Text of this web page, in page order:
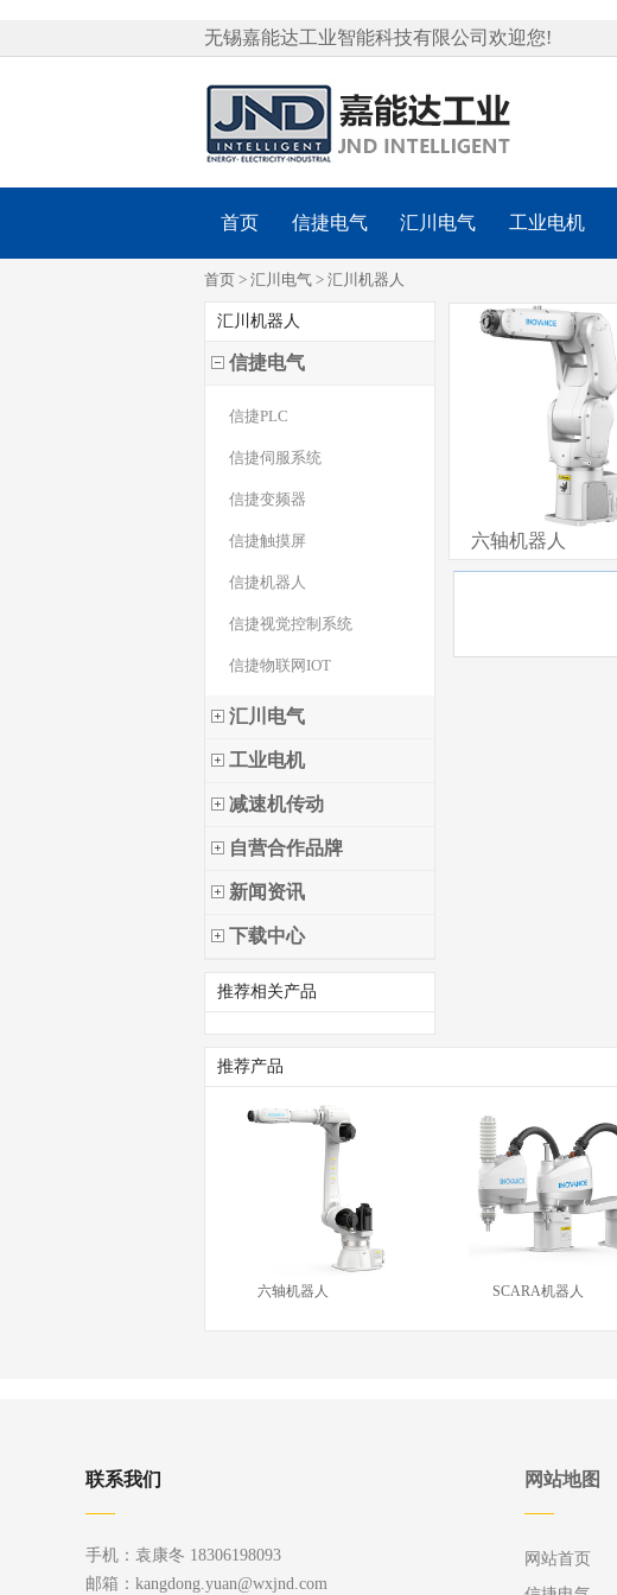
无锡嘉能达工业智能科技有限公司欢迎您!
首页 信捷电气 汇川电气 工业电机
首页 > 汇川电气 > 汇川机器人
汇川机器人
信捷电气
信捷PLC
信捷伺服系统
信捷变频器
信捷触摸屏
信捷机器人
信捷视觉控制系统
信捷物联网IOT
汇川电气
工业电机
减速机传动
自营合作品牌
新闻资讯
下载中心
推荐相关产品
六轴机器人
推荐产品
六轴机器人 SCARA机器人
联系我们
手机：袁康冬 18306198093
邮箱：kangdong.yuan@wxjnd.com
网站地图
网站首页